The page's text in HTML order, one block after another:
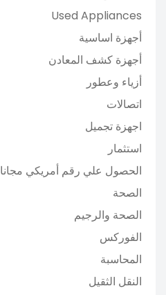
Used Appliances
أجهزة اساسية
أجهزة كشف المعادن
أزياء وعطور
اتصالات
اجهزة تجميل
استثمار
الحصول علي رقم أمريكي مجانا
الصحة
الصحة والرجيم
الفوركس
المحاسبة
النقل الثقيل